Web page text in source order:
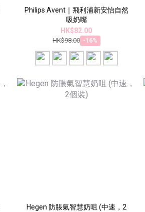
Philips Avent｜飛利浦新安怡自然
吸奶嘴
HK$82.00
HK$98.00 -16%
Hegen 防脹氣智慧奶咀 (中速，2